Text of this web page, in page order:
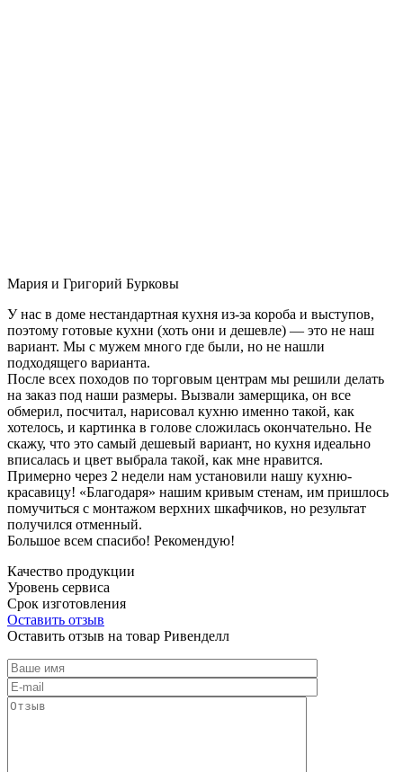
Мария и Григорий Бурковы
У нас в доме нестандартная кухня из-за короба и выступов,
поэтому готовые кухни (хоть они и дешевле) — это не наш
вариант. Мы с мужем много где были, но не нашли
подходящего варианта.
После всех походов по торговым центрам мы решили делать
на заказ под наши размеры. Вызвали замерщика, он все
обмерил, посчитал, нарисовал кухню именно такой, как
хотелось, и картинка в голове сложилась окончательно. Не
скажу, что это самый дешевый вариант, но кухня идеально
вписалась и цвет выбрала такой, как мне нравится.
Примерно через 2 недели нам установили нашу кухню-
красавицу! «Благодаря» нашим кривым стенам, им пришлось
помучиться с монтажом верхних шкафчиков, но результат
получился отменный.
Большое всем спасибо! Рекомендую!
Качество продукции
Уровень сервиса
Срок изготовления
Оставить отзыв
Оставить отзыв на товар Ривенделл